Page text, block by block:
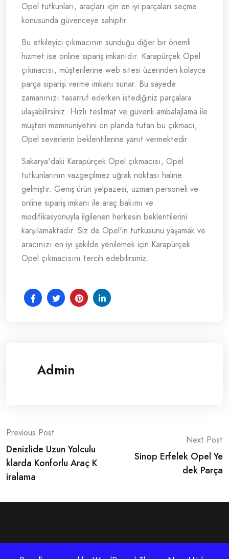
Opel tutkunları, araçları için en iyi parçaları seçme
konusunda güvenceye sahiptir.
Bu etkileyici çıkmacının sunduğu diğer bir önemli
hizmet ise online sipariş imkanıdır. Karapürçek Opel
çıkmacısı, müşterilerine web sitesi üzerinden kolayca
parça siparişi verme imkanı sunar. Bu sayede
zamanınızı tasarruf ederken istediğiniz parçalara
ulaşabilirsiniz. Hızlı teslimat ve güvenli ambalajlama ile
müşteri memnuniyetini ön planda tutan bu çıkmacı,
Opel severlerin beklentilerine yanıt vermektedir.
Sakarya'daki Karapürçek Opel çıkmacısı, Opel
tutkunlarının vazgeçilmez uğrak noktası haline
gelmiştir. Geniş ürün yelpazesi, uzman personeli ve
online sipariş imkanı ile araç bakımı ve
modifikasyonuyla ilgilenen herkesin beklentilerini
karşılamaktadır. Siz de Opel'in tutkusunu yaşamak ve
aracınızı en iyi şekilde yenilemek için Karapürçek
Opel çıkmacısını tercih edebilirsiniz.
Admin
Post
navigation
Previous Post
Denizlide Uzun Yolculu
klarda Konforlu Araç K
iralama
Next Post
Sinop Erfelek Opel Ye
dek Parça